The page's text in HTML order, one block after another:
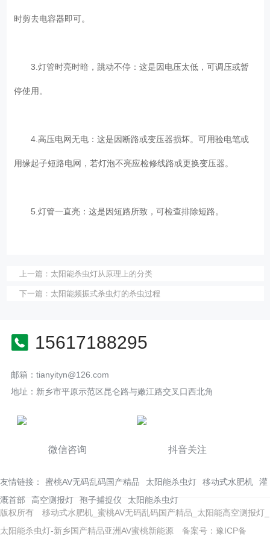
时剪去电容器即可。
3.灯管时亮时暗，跳动不停：这是因电压太低，可调压或暂
停使用。
4.高压电网无电：这是因断路或变压器损坏。可用验电笔或
用缘起子短路电网，若灯泡不亮应检修线路或更换变压器。
5.灯管一直亮：这是因短路所致，可检查排除短路。
上一篇： 太阳能杀虫灯从原理上的分类
下一篇： 太阳能频振式杀虫灯的杀虫过程
15617188295
邮箱：tianyityn@126.com
地址：新乡市平原示范区昆仑路与嫩江路交叉口西北角
微信咨询 抖音关注
友情链接： 蜜桃AV无码乱码国产精品 太阳能杀虫灯 移动式水肥机
灌
溉首部
高空测报灯 孢子捕捉仪
太阳能杀虫灯
版权所有 移动式水肥机_蜜桃AV无码乱码国产精品_太阳能高空测报灯_
太阳能杀虫灯-新乡国产精品亚洲AV蜜桃新能源 备案号：豫ICP备